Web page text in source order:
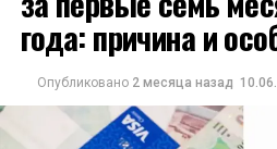
года: причина и
Опубликовано 2 месяца назад